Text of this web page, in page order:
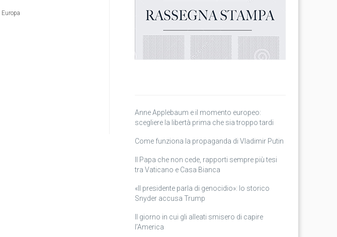
Europa
Anne Applebaum e il momento europeo:
scegliere la libertà prima che sia troppo tardi
Come funziona la propaganda di Vladimir Putin
Il Papa che non cede, rapporti sempre più tesi
tra Vaticano e Casa Bianca
«Il presidente parla di genocidio»: lo storico
Snyder accusa Trump
Il giorno in cui gli alleati smisero di capire
l’America